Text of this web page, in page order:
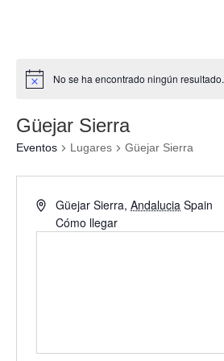
No se ha encontrado ningún resultado.
Güejar Sierra
Eventos Lugares Güejar Sierra
Güejar Sierra, Andalucia Spain
Cómo llegar